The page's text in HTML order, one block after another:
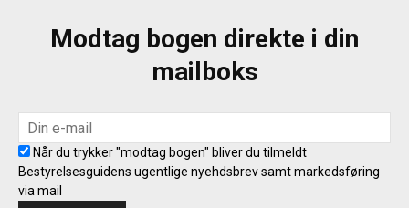
Modtag bogen direkte i din
mailboks
Når du trykker "modtag bogen" bliver du tilmeldt
Bestyrelsesguidens ugentlige nyehdsbrev samt markedsføring
via mail